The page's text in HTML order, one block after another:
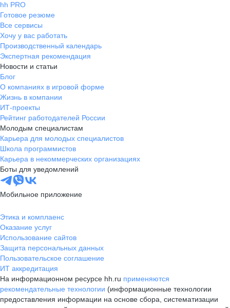
hh PRO
Готовое резюме
Все сервисы
Хочу у вас работать
Производственный календарь
Экспертная рекомендация
Новости и статьи
Блог
О компаниях в игровой форме
Жизнь в компании
ИТ-проекты
Рейтинг работодателей России
Молодым специалистам
Карьера для молодых специалистов
Школа программистов
Карьера в некоммерческих организациях
Боты для уведомлений
Мобильное приложение
Этика и комплаенс
Оказание услуг
Использование сайтов
Защита персональных данных
Пользовательское соглашение
ИТ аккредитация
На информационном ресурсе hh.ru применяются
рекомендательные технологии (информационные технологии
предоставления информации на основе сбора, систематизации